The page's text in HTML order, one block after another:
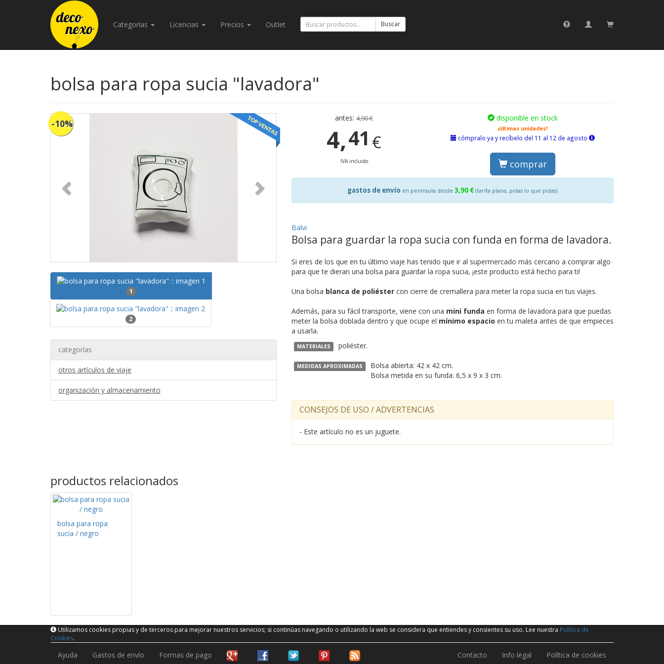
Categorías Licencias Precios Outlet Buscar
bolsa para ropa sucia "lavadora"
-10%
1
2
categorías
otros artículos de viaje
organización y almacenamiento
antes:4,90 €
4,41 €
IVA incluido
disponible en stock
¡últimas unidades!
cómpralo ya y recíbelo del 11 al 12 de agosto
comprar
gastos de envío en península desde 3,90 € (tarifa plana, pidas lo que pidas)
Balvi
Bolsa para guardar la ropa sucia con funda en forma de lavadora.
Si eres de los que en tu último viaje has tenido que ir al supermercado más cercano a comprar algo
para que te dieran una bolsa para guardar la ropa sucia, ¡este producto está hecho para ti!
Una bolsa blanca de poliéstercon cierre de cremallera para meter la ropa sucia en tus viajes.
Además, para su fácil transporte, viene con una mini funda en forma de lavadora para que puedas
meter la bolsa doblada dentro y que ocupe el mínimo espacio en tu maleta antes de que empieces
a usarla.
MATERIALES poliéster.
MEDIDAS APROXIMADAS
Bolsa abierta: 42 x 42 cm.
Bolsa metida en su funda: 6,5 x 9 x 3 cm.
CONSEJOS DE USO / ADVERTENCIAS
- Este artículo no es un juguete.
productos relacionados
bolsa para ropa
sucia / negro
Utilizamos cookies propias y de terceros para mejorar nuestros servicios; si continúas navegando o utilizando la web se considera que entiendes y consientes su uso. Lee nuestra Política de
Cookies.
Ayuda Gastos de envío Formas de pago Contacto Info legal Política de cookies